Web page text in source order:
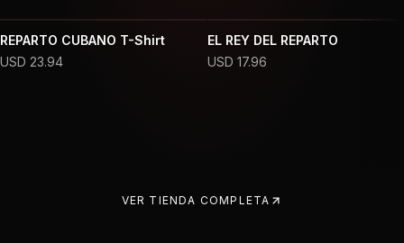
REPARTO CUBANO T-Shirt
USD 23.94
EL REY DEL REPARTO
USD 17.96
VER TIENDA COMPLETA